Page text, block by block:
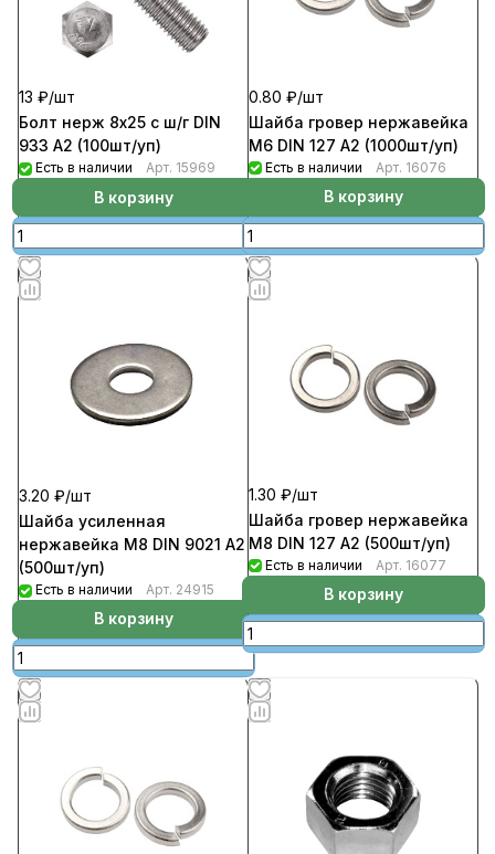
13 ₽/шт
Болт нерж 8х25 с ш/г DIN
933 А2 (100шт/уп)
Есть в наличии Арт. 15969
В корзину
0.80 ₽/шт
Шайба гровер нержавейка
М6 DIN 127 А2 (1000шт/уп)
Есть в наличии Арт. 16076
В корзину
3.20 ₽/шт
Шайба усиленная
нержавейка М8 DIN 9021 А2
(500шт/уп)
Есть в наличии Арт. 24915
В корзину
1.30 ₽/шт
Шайба гровер нержавейка
М8 DIN 127 А2 (500шт/уп)
Есть в наличии Арт. 16077
В корзину